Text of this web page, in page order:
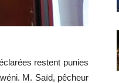
restent punies
M. Saïd, pêcheur